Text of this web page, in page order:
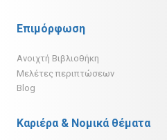
Επιμόρφωση
Ανοιχτή Βιβλιοθήκη
Μελέτες περιπτώσεων
Blog
Καριέρα & Νομικά θέματα